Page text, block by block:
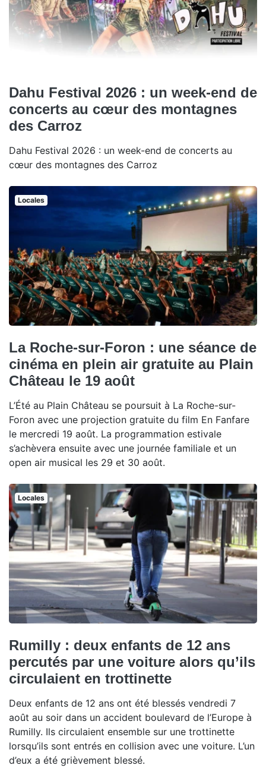
Dahu Festival 2026 : un week-end de
concerts au cœur des montagnes
des Carroz
Dahu Festival 2026 : un week-end de concerts au
cœur des montagnes des Carroz
Locales
La Roche-sur-Foron : une séance de
cinéma en plein air gratuite au Plain
Château le 19 août
L’Été au Plain Château se poursuit à La Roche-sur-
Foron avec une projection gratuite du film En Fanfare
le mercredi 19 août. La programmation estivale
s’achèvera ensuite avec une journée familiale et un
open air musical les 29 et 30 août.
Locales
Rumilly : deux enfants de 12 ans
percutés par une voiture alors qu’ils
circulaient en trottinette
Deux enfants de 12 ans ont été blessés vendredi 7
août au soir dans un accident boulevard de l’Europe à
Rumilly. Ils circulaient ensemble sur une trottinette
lorsqu’ils sont entrés en collision avec une voiture. L’un
d’eux a été grièvement blessé.